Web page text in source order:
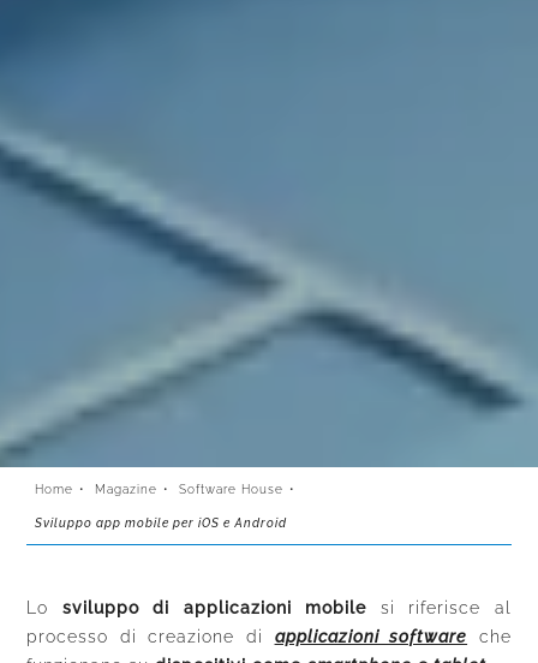
Home • Magazine • Software House •
Sviluppo app mobile per iOS e Android
Lo sviluppo di applicazioni mobile si riferisce al
processo di creazione di applicazioni software che